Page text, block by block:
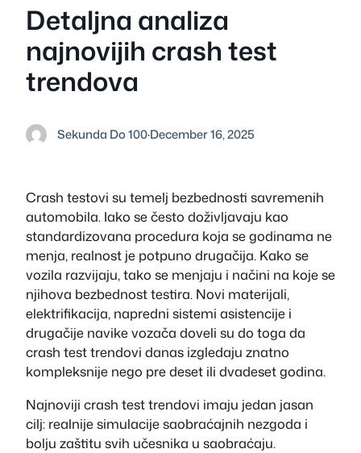
Detaljna analiza
najnovijih crash test
trendova
Sekunda Do 100·December 16, 2025
Crash testovi su temelj bezbednosti savremenih
automobila. Iako se često doživljavaju kao
standardizovana procedura koja se godinama ne
menja, realnost je potpuno drugačija. Kako se
vozila razvijaju, tako se menjaju i načini na koje se
njihova bezbednost testira. Novi materijali,
elektrifikacija, napredni sistemi asistencije i
drugačije navike vozača doveli su do toga da
crash test trendovi danas izgledaju znatno
kompleksnije nego pre deset ili dvadeset godina.
Najnoviji crash test trendovi imaju jedan jasan
cilj: realnije simulacije saobraćajnih nezgoda i
bolju zaštitu svih učesnika u saobraćaju.